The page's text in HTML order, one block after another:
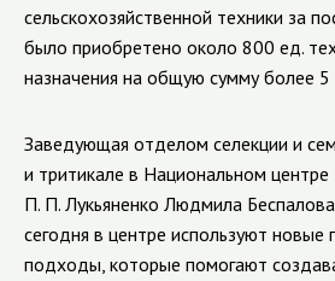
сельскохозяйственной техники за
было приобретено около 800 ед.
назначения на общую сумму более
Заведующая отделом селекции и
и тритикале в Национальном центре
П. П. Лукьяненко Людмила
сегодня в центре используют новые
подходы, которые помогают